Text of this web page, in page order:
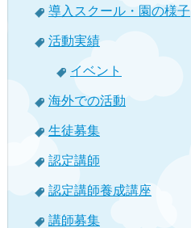
導入スクール・園の様子
活動実績
イベント
海外での活動
生徒募集
認定講師
認定講師養成講座
講師募集